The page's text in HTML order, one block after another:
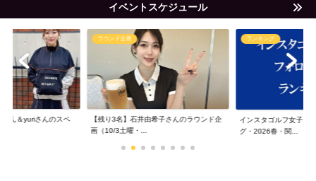
イベントスケジュール
ん＆yuriさんのスペ
ラウンド企画
【残り3名】石井由希子さんのラウンド企
画（10/3土曜・...
ランキング
インスタゴルフ女子フ
グ・2026春・関...